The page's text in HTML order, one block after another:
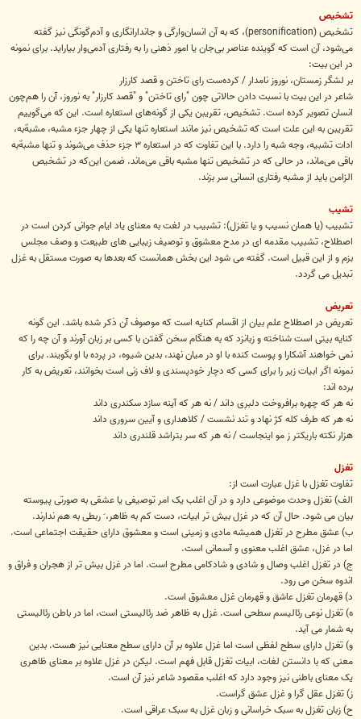
تشخیص
تشخیص (personification)، که به آن انسان‌وارگی و جاندار‌انگاری و آدم‌گونگی نیز گفته
‌می‌شود، آن است که گوینده عناصر بی‌جان یا امور ذهنی را به رفتاری آدمی‌وار بیاراید. برای نمونه‌
در این بیت:
بر لشگر زمستان، نوروز نامدار / کرده‌ست رای تاختن و قصد کارزار
شاعر در این بیت با نسبت دادن حالاتی چون "رای تاختن" و "قصد کارزار" به نوروز، آن را هم‌چون
انسان تصویر کرده‌ است. تشخیص، تقریبن یکی از گونه‌های استعاره‌ است. این که می‌گوییم
تقریبن به این علت است که تشخیص نیز مانند استعاره تنها یکی از چهار جزء مشبه، مشبهٌ‌به،
ادات تشبیه، وجه شبه را دارد. با این تفاوت که در استعاره ۳ جزء حذف می‌شوند و تنها مشبهٌ‌به
باقی می‌ماند، در حالی که در تشخیص تنها مشبه باقی می‌ماند. ضمن این‌که در تشخیص
الزامن باید از مشبه رفتاری انسانی سر بزند.
تشیب
تشبیب (یا همان نسیب و یا تغزل): تشبیب در لغت به معنای یاد ایام جوانی کردن است در
اصطلاح، تشبیب مقدمه ای در مدح معشوق و توصیف زیبایی های طبیعت و وصف مجلس
بزم و از این قبیل است. گفته می شود این بخش همانست که بعدها به صورت مستقل به غزل
تبدیل می گردد.
تعریض
تعریض در اصطلاح علم بیان از اقسام کنایه است که موصوف آن ذکر شده باشد. این گونه
کنایه بیتی است شناخته و زبانزد که به هنگام سخن گفتن با کسی بر زبان آورند و آن چه را که
نمی خواهند آشکارا و پوست کنده با او در میان نهند، بدین شیوه، در پرده با او بگویند. برای
نمونه اگر ابیات زیر را برای کسی که دچار خودپسندی و لاف زنی است بخوانند، تعریض به کار
برده اند:
نه هر که چهره برافروخت دلبری داند / نه هر که آینه سازد سکندری داند
نه هر که طرف کله کژ نهاد و تند نشست / کلاهداری و آیین سروری داند
هزار نکته باریکتر ز مو اینجاست / نه هر که سر بتراشد قلندری داند
تغزل
تفاوت تغزل با غزل عبارت است از:
الف) تغزل وحدت موضوعی دارد و در آن اغلب یک امر توصیفی یا عشقی به صورتی پیوسته
بیان می شود. حال آن که در غزل بیش تر ابیات، دست کم به ظاهر، َ ربطی به هم ندارند.
ب) عشق مطرح در تغزل همیشه مادی و زمینی است و معشوق دارای حقیقت اجتماعی است.
اما در غزل، عشق اغلب معنوی و آسمانی است.
ج) در تغزل اغلب وصال و شادی و شادکامی مطرح است. اما در غزل بیش تر از هجران و فراق و
اندوه سخن می رود.
د) قهرمان تغزل عاشق و قهرمان غزل معشوق است.
ه) تغزل نوعی رئالیسم سطحی است. غزل به ظاهر ضد رئالیستی است، اما در باطن رئالیستی
به شمار می آید.
و) تغزل دارای سطح لفظی است اما غزل علاوه بر آن دارای سطح معنایی نیز هست. بدین
معنی که با دانستن لغات، ابیات تغزل قابل فهم است. لیکن در غزل علاوه بر معنای ظاهری
یک معنای باطنی نیز وجود دارد که اغلب مقصود شاعر نیز آن است.
ز) تغزل عقل گرا و غزل عشق گراست.
ح) زبان تغزل به سبک خراسانی و زبان غزل به سبک عراقی است.